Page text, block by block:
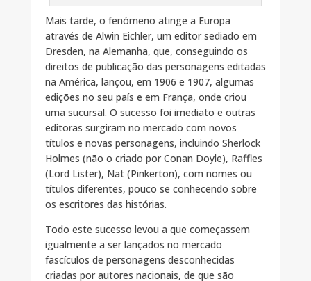
Mais tarde, o fenómeno atinge a Europa
através de Alwin Eichler, um editor sediado em
Dresden, na Alemanha, que, conseguindo os
direitos de publicação das personagens editadas
na América, lançou, em 1906 e 1907, algumas
edições no seu país e em França, onde criou
uma sucursal. O sucesso foi imediato e outras
editoras surgiram no mercado com novos
títulos e novas personagens, incluindo Sherlock
Holmes (não o criado por Conan Doyle), Raffles
(Lord Lister), Nat (Pinkerton), com nomes ou
títulos diferentes, pouco se conhecendo sobre
os escritores das histórias.
Todo este sucesso levou a que começassem
igualmente a ser lançados no mercado
fascículos de personagens desconhecidas
criadas por autores nacionais, de que são